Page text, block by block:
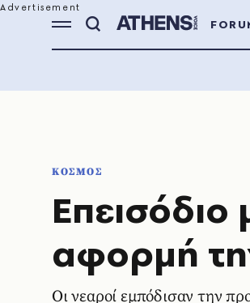
ΚΟΣΜΟΣ
Eπεισόδιο
αφορμή
Οι νεαροί εμπόδισαν την